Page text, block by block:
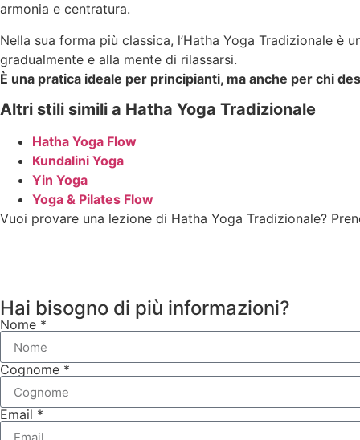
armonia e centratura.
Nella sua forma più classica, l’Hatha Yoga Tradizionale
gradualmente e alla mente di rilassarsi.
È una pratica ideale per principianti, ma anche per chi
Altri stili simili a Hatha Yoga Tradizionale
Hatha Yoga Flow
Kundalini Yoga
Yin Yoga
Yoga & Pilates Flow
Vuoi provare una lezione di Hatha Yoga Tradizionale?
Hai bisogno di più informazioni?
Nome *
Cognome *
Email *